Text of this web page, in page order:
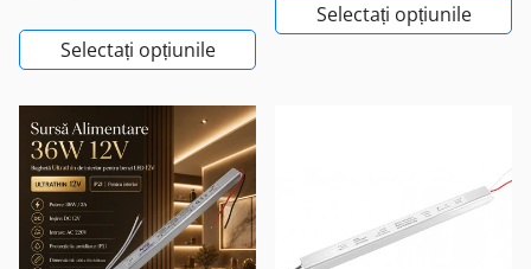
Selectați opțiunile
Selectați opțiunile